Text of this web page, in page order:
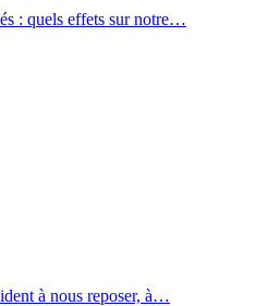
: quels effets sur notre…
à nous reposer, à…